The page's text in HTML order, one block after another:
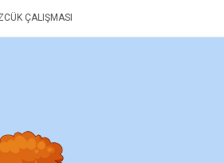
ÇALIŞMASI